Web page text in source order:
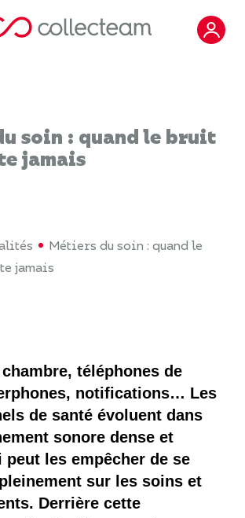
soin : quand le bruit
jamais
Métiers du soin : quand le
jamais
téléphones de
notifications… Les
de santé évoluent dans
sonore dense et
les empêcher de se
sur les soins et
Derrière cette